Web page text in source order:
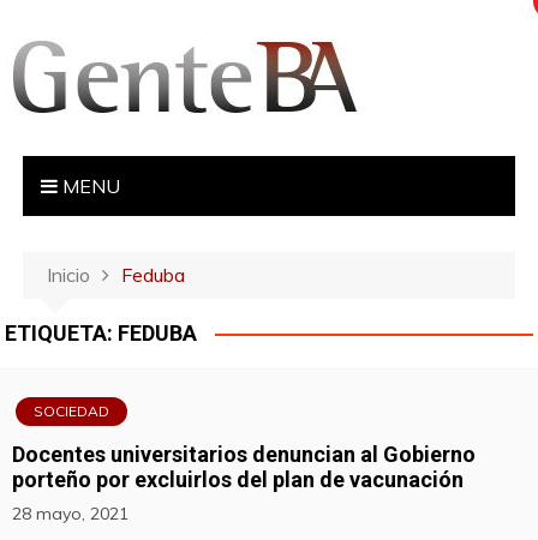
MENU
Inicio Feduba
ETIQUETA: FEDUBA
SOCIEDAD
Docentes universitarios denuncian al Gobierno
porteño por excluirlos del plan de vacunación
28 mayo, 2021